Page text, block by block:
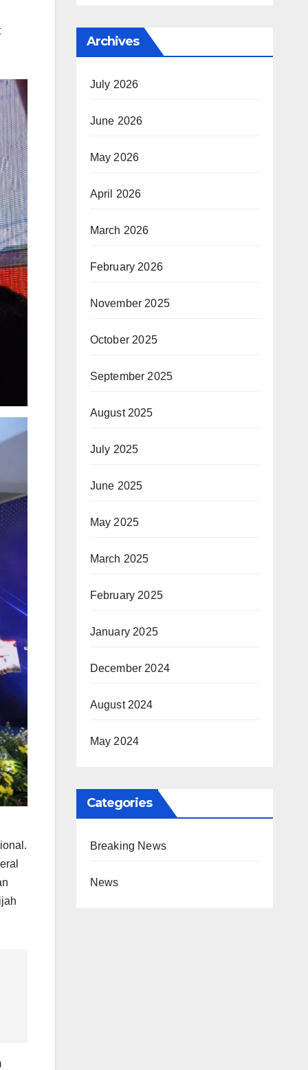
Open
Archives
July 2026
June 2026
May 2026
April 2026
March 2026
February 2026
November 2025
October 2025
September 2025
August 2025
July 2025
June 2025
May 2025
March 2025
February 2025
January 2025
December 2024
August 2024
May 2024
Categories
Breaking News
News